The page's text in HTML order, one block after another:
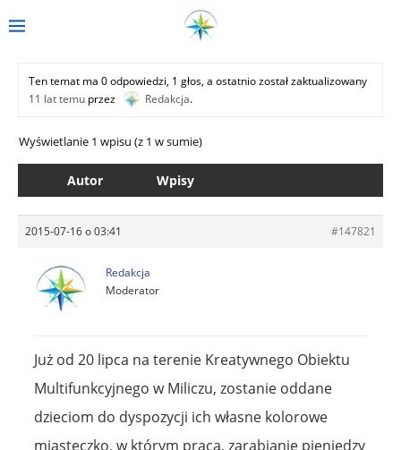
Ten temat ma 0 odpowiedzi, 1 głos, a ostatnio został zaktualizowany
11 lat temu przez Redakcja.
Wyświetlanie 1 wpisu (z 1 w sumie)
Autor Wpisy
2015-07-16 o 03:41 #147821
Redakcja
Moderator
Już od 20 lipca na terenie Kreatywnego Obiektu
Multifunkcyjnego w Miliczu, zostanie oddane
dzieciom do dyspozycji ich własne kolorowe
miasteczko, w którym praca, zarabianie pieniędzy